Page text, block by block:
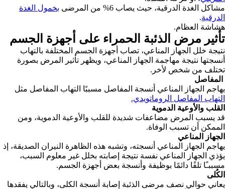
مشاكل الغدة الدرقية، حيث يصاب 6% من المرضى
بخمول الغدة
الدرقية.
هشاشة العظام.
تأثير مرض الذئبة الحمراء على أجهزة الجسم
نتيجة خلل الجهاز المناعي، تصاب أجهزة الجسم المختلفة بالتهاب
أنسجتها نتيجة مهاجمة الجهاز المناعي، ويظهر تأثير المرض بصورة
تختلف من شخص لأخر.
المفاصل
يهاجم الجهاز المناعي أنسجة المفاصل مسببًا التهاب المفاصل مثل
التهاب المفاصل الروماتويدي.
القلب والأوعية الدموية
قد يسبب المرض مضاعفات شديدة للقلب والأوعية الدموية، ومن
الممكن أن تسبب الوفاة.
الجهاز المناعي
يهاجم الجهاز المناعي أنسجته، وتشبه هذه الظاهرة النيران الصديقة، إذ
يؤذي الجهاز المناعي نفسة نتيجة إصابته بخلل غير معلوم السبب،
مسببـًا تلفًا دائمًا بوظيفة وأنسجة بعض أجهزة الجسم.
الكُلى
يعاني حوالي نصف مرضى الذئبة إصابة أنسجة الكلى، وبالتالي يفقدها